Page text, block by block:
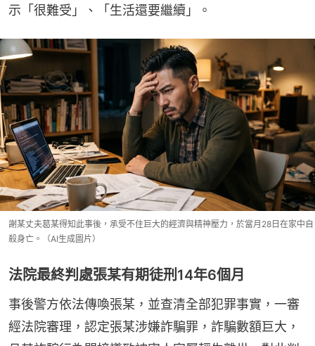
示「很難受」、「生活還要繼續」。
謝某丈夫葛某得知此事後，承受不住巨大的經濟與精神壓力，於當月28日在家中自
殺身亡。（AI生成圖片）
法院最終判處張某有期徒刑14年6個月
事後警方依法傳喚張某，並查清全部犯罪事實，一審
經法院審理，認定張某涉嫌詐騙罪，詐騙數額巨大，